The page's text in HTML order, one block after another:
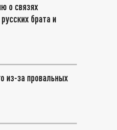
о связях
брата и
из-за провальных